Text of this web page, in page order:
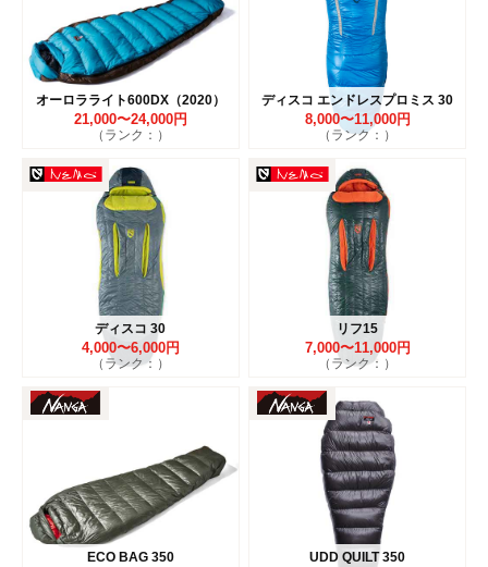
オーロラライト600DX（2020）
21,000〜24,000円
（ランク：）
ディスコ エンドレスプロミス 30
8,000〜11,000円
（ランク：）
ディスコ 30
4,000〜6,000円
（ランク：）
リフ15
7,000〜11,000円
（ランク：）
ECO BAG 350 UDD QUILT 350